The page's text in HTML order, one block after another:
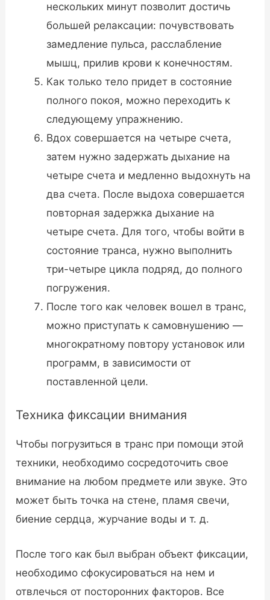
нескольких минут позволит достичь
большей релаксации: почувствовать
замедление пульса, расслабление
мышц, прилив крови к конечностям.
Как только тело придет в состояние
полного покоя, можно переходить к
следующему упражнению.
Вдох совершается на четыре счета,
затем нужно задержать дыхание на
четыре счета и медленно выдохнуть на
два счета. После выдоха совершается
повторная задержка дыхание на
четыре счета. Для того, чтобы войти в
состояние транса, нужно выполнить
три-четыре цикла подряд, до полного
погружения.
После того как человек вошел в транс,
можно приступать к самовнушению —
многократному повтору установок или
программ, в зависимости от
поставленной цели.
Техника фиксации внимания
Чтобы погрузиться в транс при помощи этой
техники, необходимо сосредоточить свое
внимание на любом предмете или звуке. Это
может быть точка на стене, пламя свечи,
биение сердца, журчание воды и т. д.
После того как был выбран объект фиксации,
необходимо сфокусироваться на нем и
отвлечься от посторонних факторов. Все